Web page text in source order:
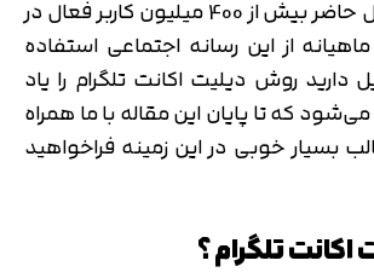
تبدیل شد. در حال حاضر بیش از 400 میلیون کاربر فعال در
از این رسانه اجتماعی استفاده
دارید روش دیلیت اکانت تلگرام را یاد
که تا پایان این مقاله با ما همراه
بسیار خوبی در این زمینه فراخواهید
اکانت تلگرام ؟